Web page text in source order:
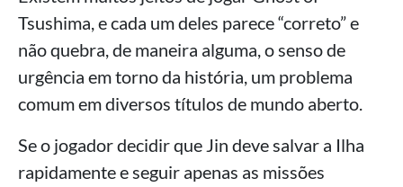
Tsushima, e cada um deles parece “correto” e
não quebra, de maneira alguma, o senso de
urgência em torno da história, um problema
comum em diversos títulos de mundo aberto.
Se o jogador decidir que Jin deve salvar a Ilha
rapidamente e seguir apenas as missões